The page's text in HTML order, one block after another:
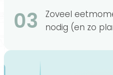
03
Zoveel
nodig (en zo